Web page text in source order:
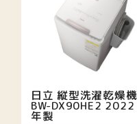
日立 縦型洗濯乾燥機
BW-DX90HE2 2022
年製